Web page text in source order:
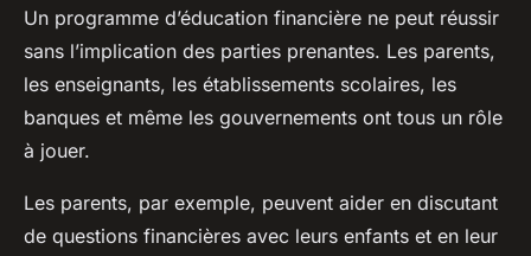
Un programme d’éducation financière ne peut réussir
sans l’implication des parties prenantes. Les parents,
les enseignants, les établissements scolaires, les
banques et même les gouvernements ont tous un rôle
à jouer.
Les parents, par exemple, peuvent aider en discutant
de questions financières avec leurs enfants et en leur